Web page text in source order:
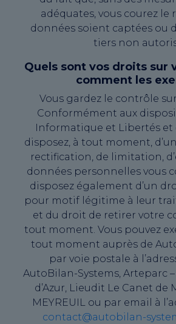
adéquates, vous courez le
données soient captées ou
tiers non
Quels sont vos droits sur
comment les
Vous gardez le contrôle
Conformément aux
Informatique et Libertés et
disposez, à tout moment,
rectification, de limitation,
données personnelles vous
disposez également d’un
pour motif légitime à leur
et du droit de retirer votre
tout moment. Vous pouvez
tout moment auprès de
par voie postale à
AutoBilan-Systems, Arteparc
d’Azur, Lieudit Le Canet de
MEYREUIL ou par email à
contact@autobilan-